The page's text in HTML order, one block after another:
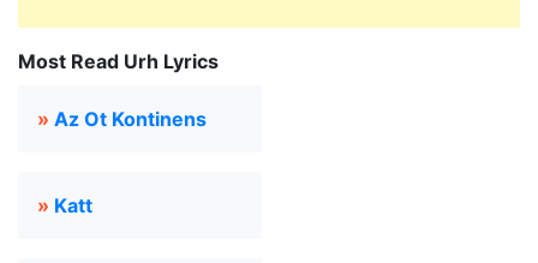
Most Read Urh Lyrics
» Az Ot Kontinens
» Katt